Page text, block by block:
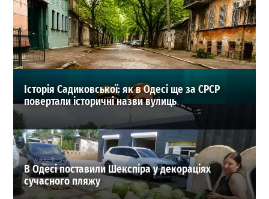
В Одесі змінили рух трамваїв і тролейбусів: які
маршрути скасували
0
29-07-2026 в 10:16
ВИБІР РЕДАКЦІЇ
Історія Садиковської: як в Одесі ще за СРСР
повертали історичні назви вулиць
В Одесі поставили Шекспіра у декораціях
сучасного пляжу